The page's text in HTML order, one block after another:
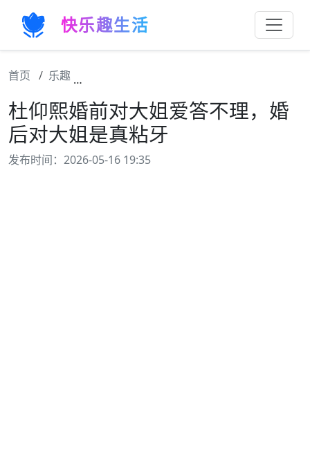
快乐趣生活
首页 乐趣
杜仰熙婚前对大姐爱答不理，婚
后对大姐是真粘牙
发布时间：2026-05-16 19:35